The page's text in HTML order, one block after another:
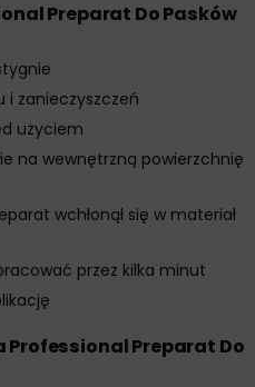
Preparat Do Pasków
i zanieczyszczeń
użyciem
na wewnętrzną powierzchnię
wchłonął się w materiał
przez kilka minut
Preparat Do